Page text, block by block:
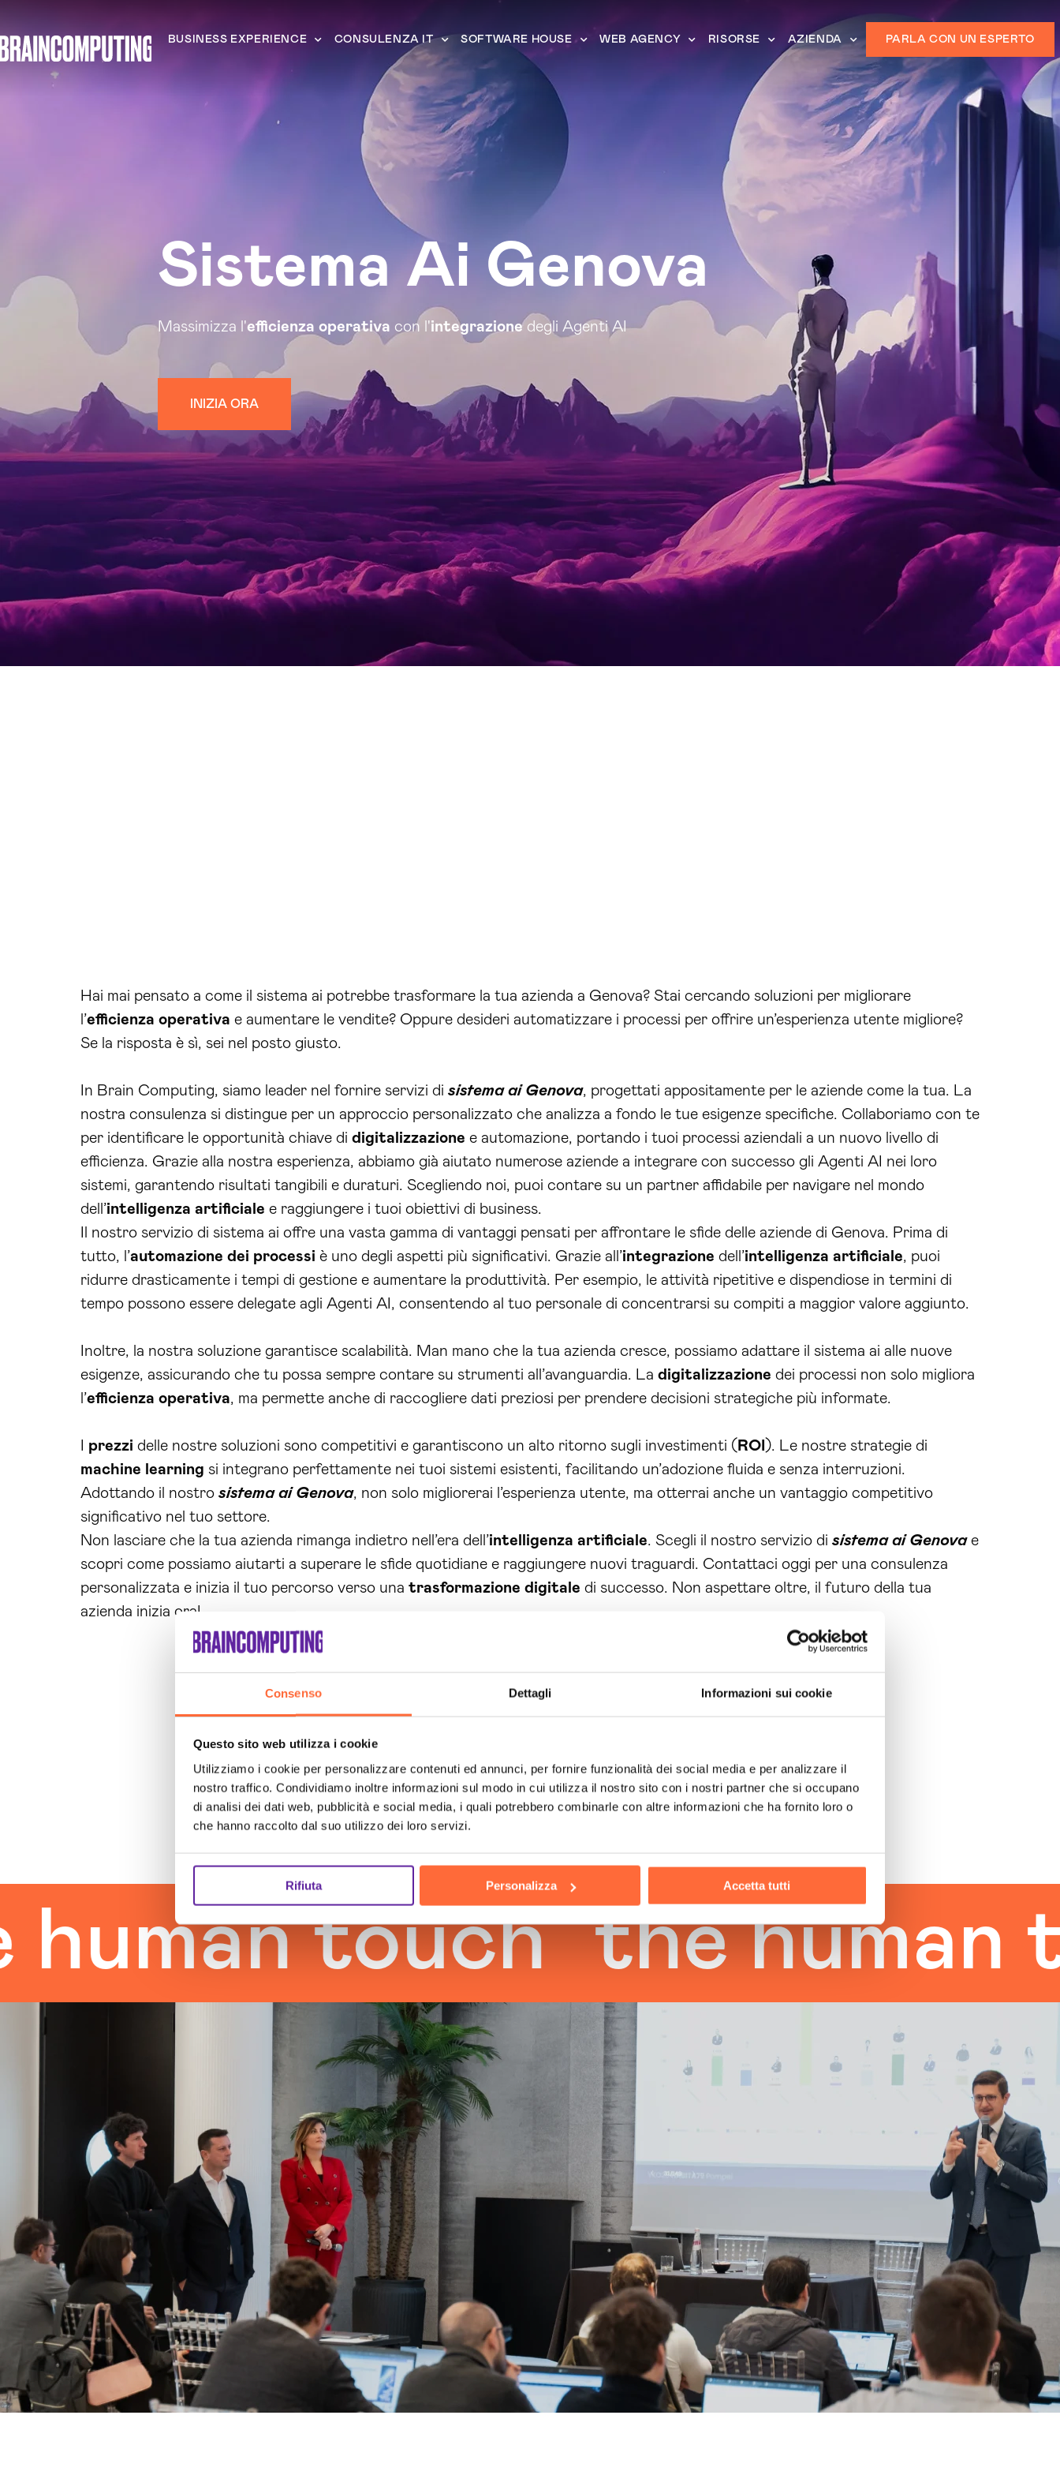
Consenso Dettagli Informazioni sui cookie
Questo sito web utilizza i cookie
Utilizziamo i cookie per personalizzare contenuti ed annunci, per fornire funzionalità dei social media e per analizzare il
nostro traffico. Condividiamo inoltre informazioni sul modo in cui utilizza il nostro sito con i nostri partner che si occupano
di analisi dei dati web, pubblicità e social media, i quali potrebbero combinarle con altre informazioni che ha fornito loro o
che hanno raccolto dal suo utilizzo dei loro servizi.
Rifiuta Personalizza Accetta tutti
BUSINESS EXPERIENCE CONSULENZA IT SOFTWARE HOUSE WEB AGENCY RISORSE AZIENDA PARLA CON UN ESPERTO
Sistema Ai Genova
Massimizza l'efficienza operativa con l'integrazionedegli Agenti AI
INIZIA ORA
Hai mai pensato a come il sistema ai potrebbe trasformare la tua azienda a Genova? Stai cercando soluzioni per migliorare
l’efficienza operativa e aumentare le vendite? Oppure desideri automatizzare i processi per offrire un’esperienza utente migliore?
Se la risposta è sì, sei nel posto giusto.
In Brain Computing, siamo leader nel fornire servizi di sistema ai Genova, progettati appositamente per le aziende come la tua. La
nostra consulenza si distingue per un approccio personalizzato che analizza a fondo le tue esigenze specifiche. Collaboriamo con te
per identificare le opportunità chiave di digitalizzazione e automazione, portando i tuoi processi aziendali a un nuovo livello di
efficienza. Grazie alla nostra esperienza, abbiamo già aiutato numerose aziende a integrare con successo gli Agenti AI nei loro
sistemi, garantendo risultati tangibili e duraturi. Scegliendo noi, puoi contare su un partner affidabile per navigare nel mondo
dell’intelligenza artificiale e raggiungere i tuoi obiettivi di business.
Il nostro servizio di sistema ai offre una vasta gamma di vantaggi pensati per affrontare le sfide delle aziende di Genova. Prima di
tutto, l’automazione dei processi è uno degli aspetti più significativi. Grazie all’integrazione dell’intelligenza artificiale, puoi
ridurre drasticamente i tempi di gestione e aumentare la produttività. Per esempio, le attività ripetitive e dispendiose in termini di
tempo possono essere delegate agli Agenti AI, consentendo al tuo personale di concentrarsi su compiti a maggior valore aggiunto.
Inoltre, la nostra soluzione garantisce scalabilità. Man mano che la tua azienda cresce, possiamo adattare il sistema ai alle nuove
esigenze, assicurando che tu possa sempre contare su strumenti all’avanguardia. La digitalizzazione dei processi non solo migliora
l’efficienza operativa, ma permette anche di raccogliere dati preziosi per prendere decisioni strategiche più informate.
prezzi delle nostre soluzioni sono competitivi e garantiscono un alto ritorno sugli investimenti ( ROI ). Le nostre strategie di
machine learning si integrano perfettamente nei tuoi sistemi esistenti, facilitando un’adozione fluida e senza interruzioni.
Adottando il nostro sistema ai Genova, non solo migliorerai l’esperienza utente, ma otterrai anche un vantaggio competitivo
significativo nel tuo settore.
Non lasciare che la tua azienda rimanga indietro nell’era dell’intelligenza artificiale. Scegli il nostro servizio di sistema ai Genovae
scopri come possiamo aiutarti a superare le sfide quotidiane e raggiungere nuovi traguardi. Contattaci oggi per una consulenza
personalizzata e inizia il tuo percorso verso una trasformazione digitale di successo. Non aspettare oltre, il futuro della tua
azienda inizia ora!
touch the human